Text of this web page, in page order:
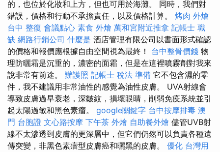
的，也位於化妝和上方，但也可用於海灘。 同時，我們對
錯誤，價格和行動不承擔責任，以及價格計算。 烤肉 外燴
台中 整復 會議點心 素食 外燴 萬和宮附近推拿 記帳士 職
缺 網路行銷公司 什麼是 酒店管理有限公司以書面形式確認
的價格和報價應根據自由空間視為最終！ 台中整骨價錢 物
理防曬霜是沉重的，濃密的面霜，但是在這裡噴霧劑對我來
說非常有前途。 辦護照 記帳士 稅法 準備 它不包含濕的零
件，我不建議用非常油性的感覺為油性皮膚。 UVA射線會
導致皮膚過早衰老，深皺紋，損壞眼睛，削弱免疫系統並引
起太陽過敏和黑色素瘤。 google關鍵字 台中按摩排毒 澳
門 台胞證 文心路按摩 下午茶 外燴 自助餐外燴 儘管UVB射
線不太滲透到皮膚的更深層中，但它們仍然可以負責各種遺
傳突變，非黑色素瘤型皮膚癌和曬黑的皮膚。 優化 台灣用